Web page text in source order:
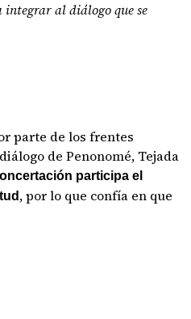
integrar al diálogo que se
parte de los frentes
de Penonomé, Tejada
participa el
, por lo que confía en que